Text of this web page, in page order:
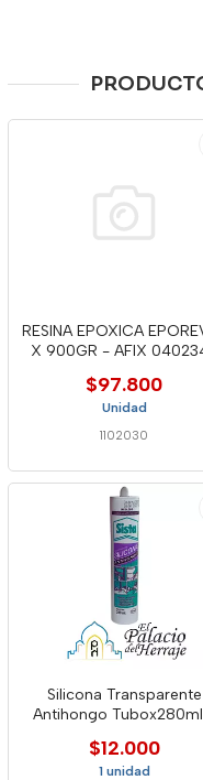
RESINA EPOXICA
X 900GR - AFIX
$97.800
Unidad
1102030
Silicona Transparente
Antihongo
$12.000
1 unidad